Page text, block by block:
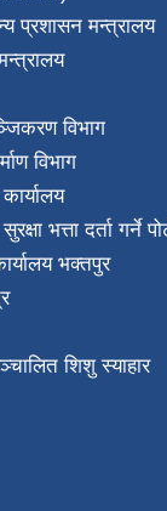
प्रशासन मन्त्रालय
विभाग
विभाग
भत्ता दर्ता गर्ने
भक्तपुर
शिशु स्याहार